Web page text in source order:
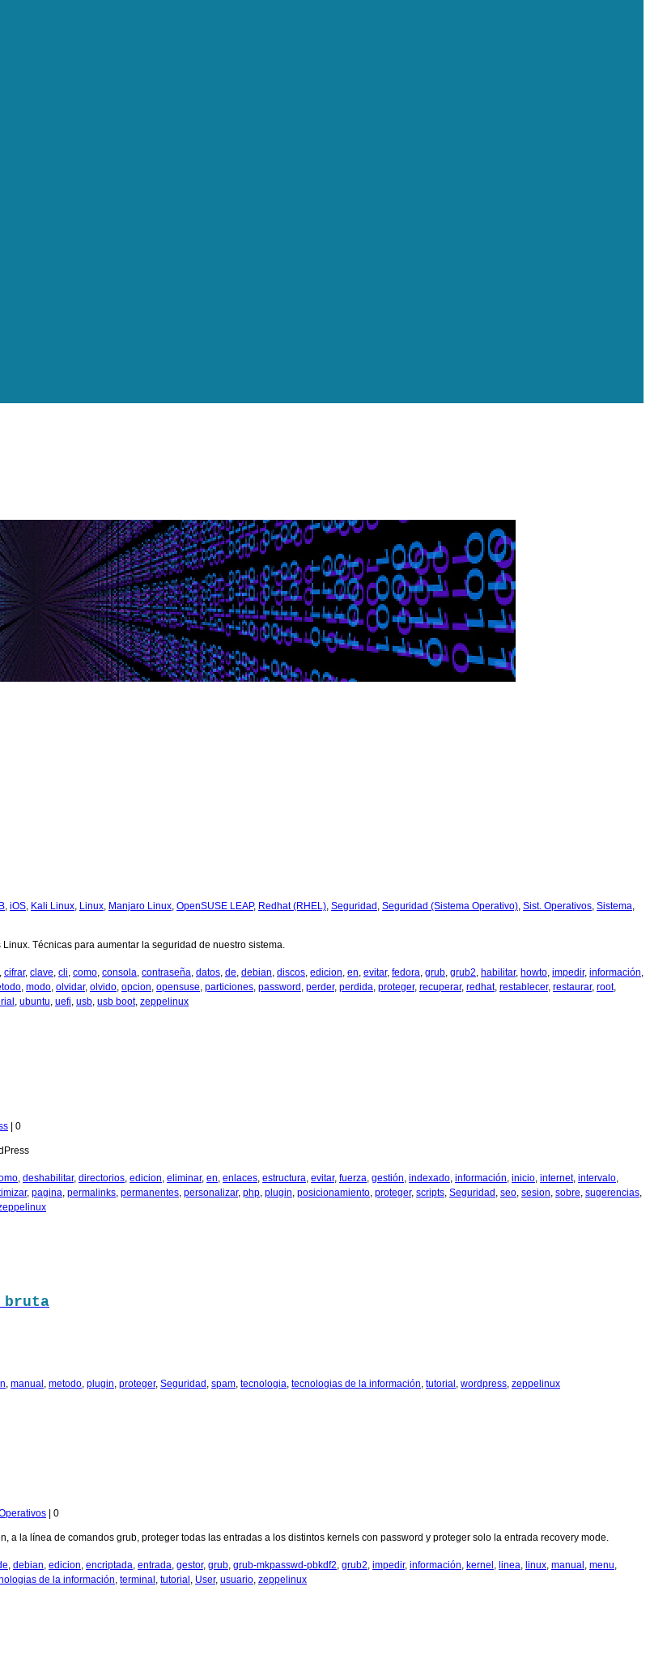
, iOS, Kali Linux, Linux, Manjaro Linux, OpenSUSE LEAP, Redhat (RHEL), Seguridad , Seguridad (Sistema Operativo), Sist. Operativos, Sistema,
Técnicas para aumentar la seguridad de nuestro sistema.
, cifrar, clave, cli, como, consola, contraseña, datos, de, debian, discos, edicion, en, evitar, fedora, grub, grub2, habilitar, howto, impedir, información,
, modo, olvidar, olvido, opcion, opensuse, particiones, password , perder, perdida, proteger, recuperar, redhat, restablecer, restaurar, root,
, ubuntu, uefi, usb, usb boot, zeppelinux
0
, deshabilitar, directorios, edicion, eliminar, en, enlaces, estructura, evitar, fuerza, gestión, indexado, información, inicio, internet, intervalo,
, pagina, permalinks, permanentes, personalizar, php, plugin, posicionamiento, proteger, scripts, Seguridad , seo, sesion, sobre, sugerencias,
bruta
manual metodo plugin proteger, Seguridad spam tecnologia tecnologias de la información tutorial wordpress zeppelinux
| 0
la línea de comandos grub, proteger todas las entradas a los distintos kernels con password y proteger solo la entrada recovery mode.
debian edicion encriptada entrada gestor, grub grub-mkpasswd-pbkdf2 grub2 impedir, información kernel linea linux manual menu
de la información terminal tutorial User, usuario zeppelinux